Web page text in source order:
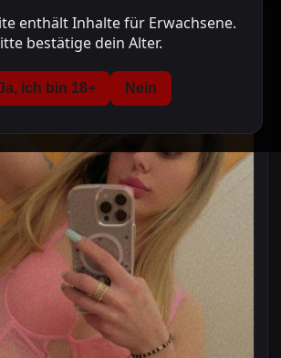
Vorschau Damen
Unser Haus
enthält Inhalte für Erwachsene.
bestätige dein Alter.
ich bin 18+ Nein